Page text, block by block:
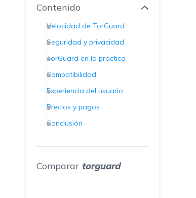
Contenido
Velocidad de TorGuard
Seguridad y privacidad
TorGuard en la práctica
Compatibilidad
Experiencia del usuario
Precios y pagos
Conclusión
Comparar torguard